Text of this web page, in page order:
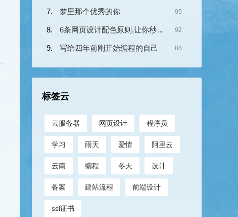
梦里那个优秀的你 95
6条网页设计配色原则,让你秒变配色高手 92
写给四年前刚开始编程的自己 88
标签云
云服务器 网页设计 程序员
学习 雨天 爱情 阿里云
云南 编程 冬天 设计
备案 建站流程 前端设计
ssl证书